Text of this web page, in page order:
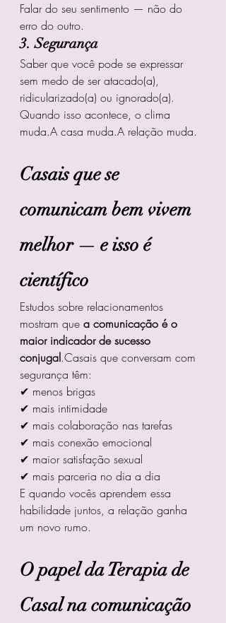
Falar do seu sentimento — não do
erro do outro.
3. Segurança
Saber que você pode se expressar
sem medo de ser atacado(a),
ridicularizado(a) ou ignorado(a).
Quando isso acontece, o clima
muda.A casa muda.A relação muda.
Casais que se
comunicam bem vivem
melhor — e isso é
científico
Estudos sobre relacionamentos
mostram que a comunicação é o
maior indicador de sucesso
conjugal.Casais que conversam com
segurança têm:
✔ menos brigas
✔ mais intimidade
✔ mais colaboração nas tarefas
✔ mais conexão emocional
✔ maior satisfação sexual
✔ mais parceria no dia a dia
E quando vocês aprendem essa
habilidade juntos, a relação ganha
um novo rumo.
O papel da Terapia de
Casal na comunicação